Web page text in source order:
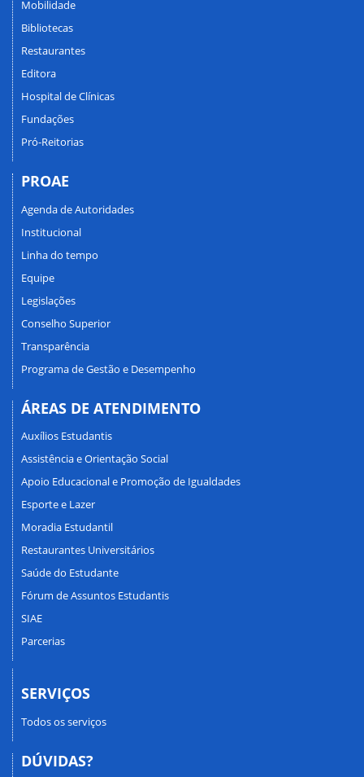
Mobilidade
Bibliotecas
Restaurantes
Editora
Hospital de Clínicas
Fundações
Pró-Reitorias
PROAE
Agenda de Autoridades
Institucional
Linha do tempo
Equipe
Legislações
Conselho Superior
Transparência
Programa de Gestão e Desempenho
ÁREAS DE ATENDIMENTO
Auxílios Estudantis
Assistência e Orientação Social
Apoio Educacional e Promoção de Igualdades
Esporte e Lazer
Moradia Estudantil
Restaurantes Universitários
Saúde do Estudante
Fórum de Assuntos Estudantis
SIAE
Parcerias
SERVIÇOS
Todos os serviços
DÚVIDAS?